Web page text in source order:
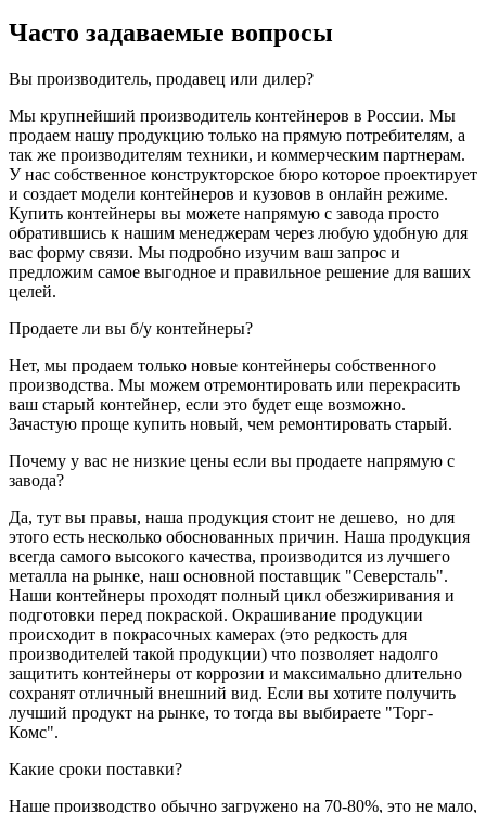
Часто задаваемые вопросы
Вы производитель, продавец или дилер?
Мы крупнейший производитель контейнеров в России. Мы
продаем нашу продукцию только на прямую потребителям, а
так же производителям техники, и коммерческим партнерам.
У нас собственное конструкторское бюро которое проектирует
и создает модели контейнеров и кузовов в онлайн режиме.
Купить контейнеры вы можете напрямую с завода просто
обратившись к нашим менеджерам через любую удобную для
вас форму связи. Мы подробно изучим ваш запрос и
предложим самое выгодное и правильное решение для ваших
целей.
Продаете ли вы б/у контейнеры?
Нет, мы продаем только новые контейнеры собственного
производства. Мы можем отремонтировать или перекрасить
ваш старый контейнер, если это будет еще возможно.
Зачастую проще купить новый, чем ремонтировать старый.
Почему у вас не низкие цены если вы продаете напрямую с
завода?
Да, тут вы правы, наша продукция стоит не дешево, но для
этого есть несколько обоснованных причин. Наша продукция
всегда самого высокого качества, производится из лучшего
металла на рынке, наш основной поставщик "Северсталь".
Наши контейнеры проходят полный цикл обезжиривания и
подготовки перед покраской. Окрашивание продукции
происходит в покрасочных камерах (это редкость для
производителей такой продукции) что позволяет надолго
защитить контейнеры от коррозии и максимально длительно
сохранят отличный внешний вид. Если вы хотите получить
лучший продукт на рынке, то тогда вы выбираете "Торг-
Комс".
Какие сроки поставки?
Наше производство обычно загружено на 70-80%, это не мало,